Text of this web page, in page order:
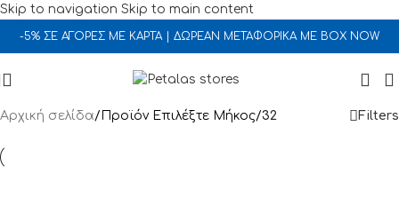
Skip to navigation Skip to main content
-5% ΣΕ ΑΓΟΡΕΣ ΜΕ ΚΑΡΤΑ | ΔΩΡΕΑΝ ΜΕΤΑΦΟΡΙΚΑ ΜΕ BOX NOW
Αρχική σελίδα/ Προϊόν Επιλέξτε Μήκος/32 Filters